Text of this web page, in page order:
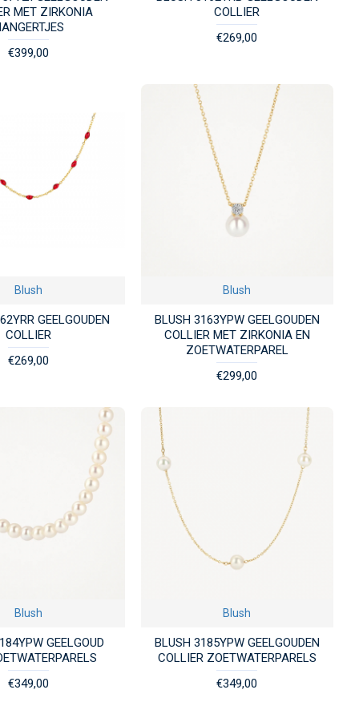
MET ZIRKONIA
€399,00
COLLIER
€269,00
Blush
GEELGOUDEN
COLLIER
€269,00
Blush
BLUSH 3163YPW GEELGOUDEN
COLLIER MET ZIRKONIA EN
ZOETWATERPAREL
€299,00
Blush
GEELGOUD
€349,00
Blush
BLUSH 3185YPW GEELGOUDEN
COLLIER ZOETWATERPARELS
€349,00